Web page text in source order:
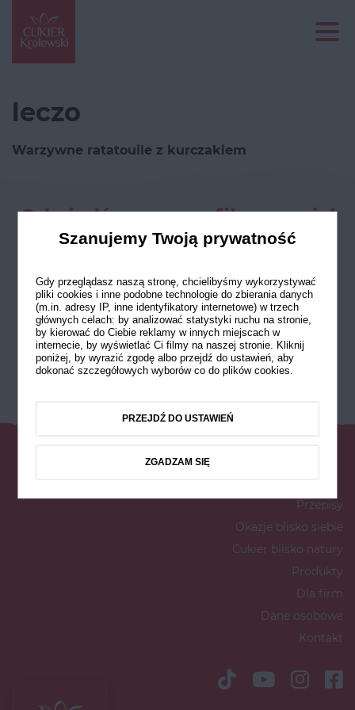
leczo
Warzywne ratatouile z kurczakiem
Odwiedź nasze profile w social
mediach
Przepisy
Okazje blisko siebie
Cukier blisko natury
Produkty
Dla firm
Dane osobowe
Kontakt
Szanujemy Twoją prywatność
Gdy przeglądasz naszą stronę, chcielibyśmy wykorzystywać
pliki cookies i inne podobne technologie do zbierania danych
(m.in. adresy IP, inne identyfikatory internetowe) w trzech
głównych celach: by analizować statystyki ruchu na stronie,
by kierować do Ciebie reklamy w innych miejscach w
internecie, by wyświetlać Ci filmy na naszej stronie. Kliknij
poniżej, by wyrazić zgodę albo przejdź do ustawień, aby
dokonać szczegółowych wyborów co do plików cookies.
PRZEJDŹ DO USTAWIEŃ
ZGADZAM SIĘ